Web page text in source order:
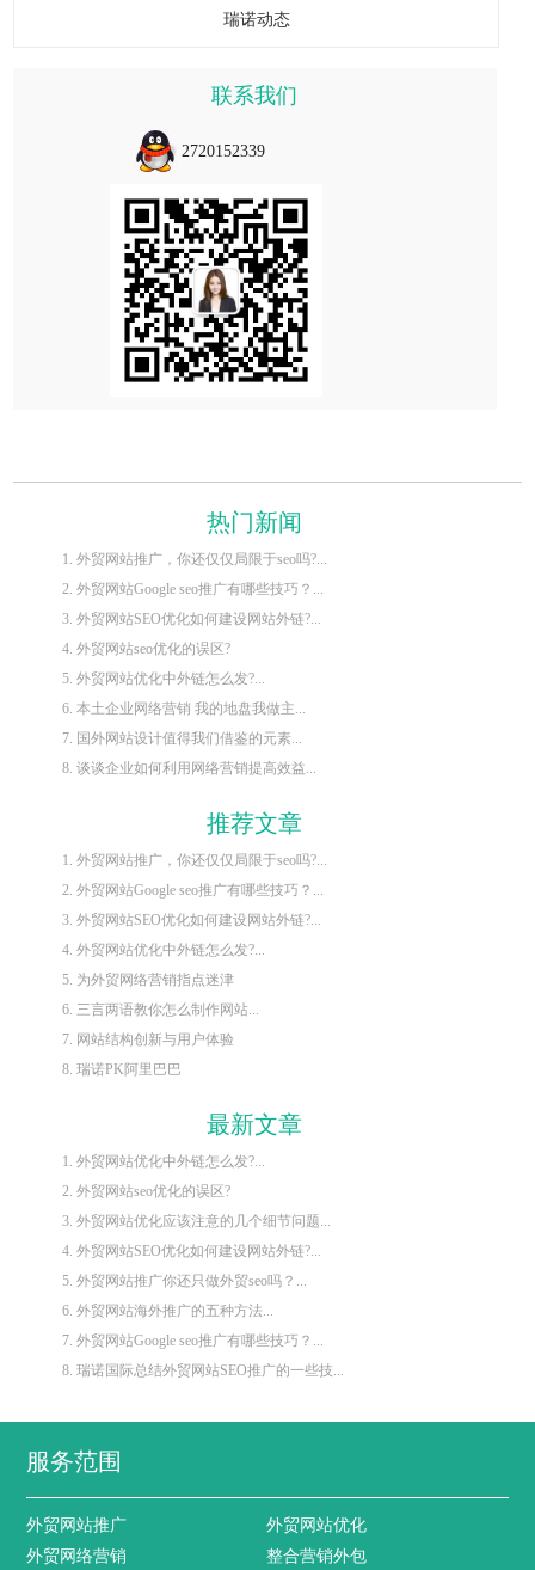
瑞诺动态
联系我们
2720152339
热门新闻
1. 外贸网站推广，你还仅仅局限于seo吗?...
2. 外贸网站Google seo推广有哪些技巧？...
3. 外贸网站SEO优化如何建设网站外链?...
4. 外贸网站seo优化的误区?
5. 外贸网站优化中外链怎么发?...
6. 本土企业网络营销 我的地盘我做主...
7. 国外网站设计值得我们借鉴的元素...
8. 谈谈企业如何利用网络营销提高效益...
推荐文章
1. 外贸网站推广，你还仅仅局限于seo吗?...
2. 外贸网站Google seo推广有哪些技巧？...
3. 外贸网站SEO优化如何建设网站外链?...
4. 外贸网站优化中外链怎么发?...
5. 为外贸网络营销指点迷津
6. 三言两语教你怎么制作网站...
7. 网站结构创新与用户体验
8. 瑞诺PK阿里巴巴
最新文章
1. 外贸网站优化中外链怎么发?...
2. 外贸网站seo优化的误区?
3. 外贸网站优化应该注意的几个细节问题...
4. 外贸网站SEO优化如何建设网站外链?...
5. 外贸网站推广你还只做外贸seo吗？...
6. 外贸网站海外推广的五种方法...
7. 外贸网站Google seo推广有哪些技巧？...
8. 瑞诺国际总结外贸网站SEO推广的一些技...
服务范围
外贸网站推广
外贸网站优化
外贸网络营销
整合营销外包